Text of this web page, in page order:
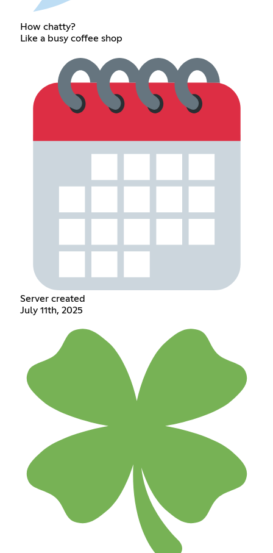
How chatty?
Like a busy coffee shop
Server created
July 11th, 2025